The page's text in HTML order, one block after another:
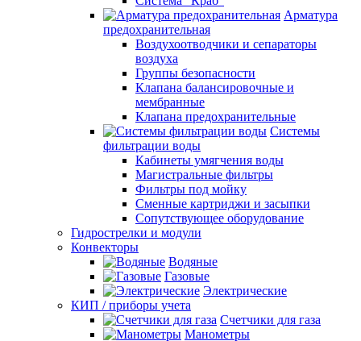
Арматура
предохранительная
Воздухоотводчики и сепараторы
воздуха
Группы безопасности
Клапана балансировочные и
мембранные
Клапана предохранительные
Системы
фильтрации воды
Кабинеты умягчения воды
Магистральные фильтры
Фильтры под мойку
Сменные картриджи и засыпки
Сопутствующее оборудование
Гидрострелки и модули
Конвекторы
Водяные
Газовые
Электрические
КИП / приборы учета
Счетчики для газа
Манометры